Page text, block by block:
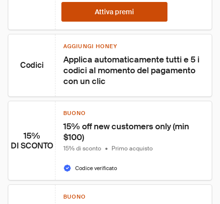
Attiva premi
Codici
AGGIUNGI HONEY
Applica automaticamente tutti e 5 i
codici al momento del pagamento
con un clic
15%
DI SCONTO
BUONO
15% off new customers only (min
$100)
15% di sconto • Primo acquisto
Codice verificato
BUONO